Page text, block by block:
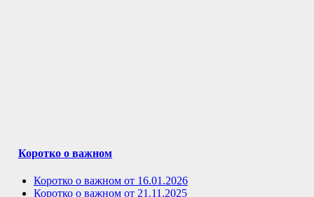
Коротко о важном
Коротко о важном от 16.01.2026
Коротко о важном от 21.11.2025